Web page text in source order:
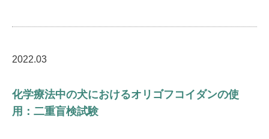
2022.03
化学療法中の犬におけるオリゴフコイダンの使
用：二重盲検試験